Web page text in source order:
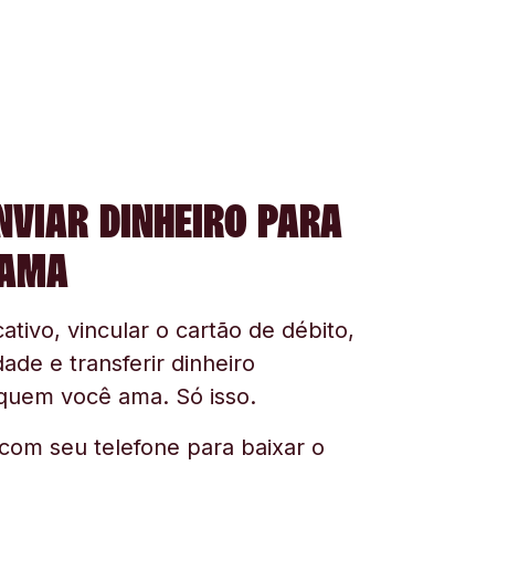
DINHEIRO PARA
vincular o cartão de débito,
e transferir dinheiro
você ama. Só isso.
seu telefone para baixar o